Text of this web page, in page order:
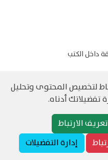
داخل الكتب
محفوظةسياسة و الخصوصية
لتخصيص المحتوى وتحليل
تفضيلاتك أدناه.
الارتباط
إدارة التفضيلات